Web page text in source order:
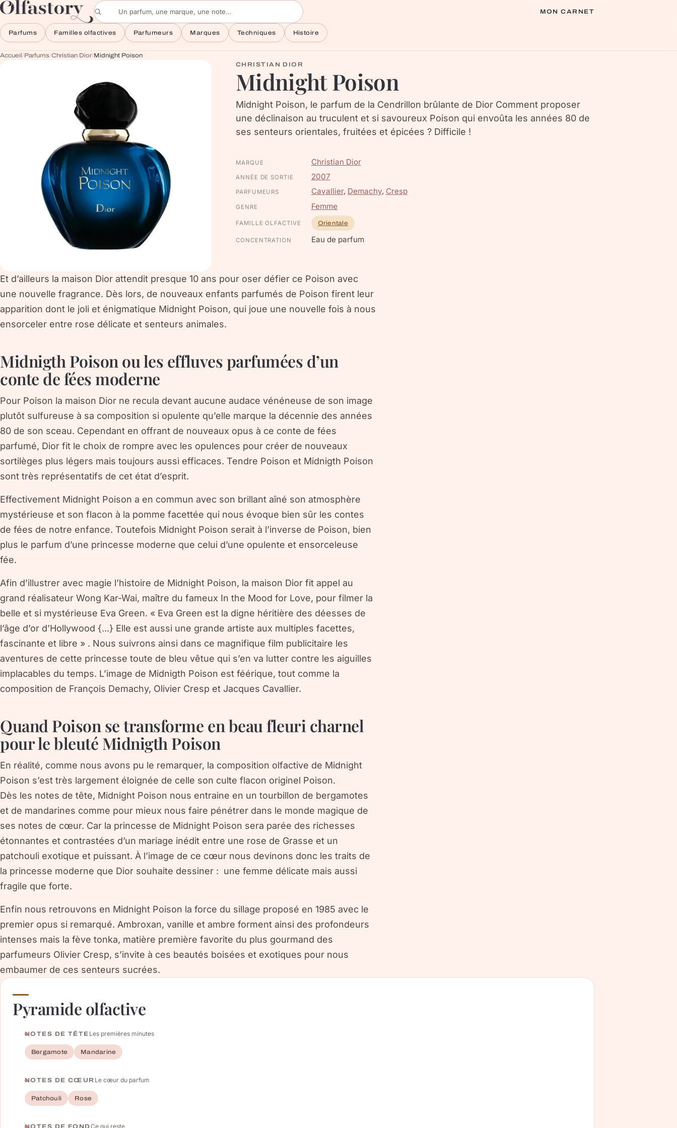
Aller au contenu
Rechercher un parfum
MON CARNET
Parfums Familles olfactives Parfumeurs Marques Techniques Histoire
Accueil/Parfums/Christian Dior/Midnight Poison
CHRISTIAN DIOR
Midnight Poison
Midnight Poison, le parfum de la Cendrillon brûlante de Dior Comment proposer
une déclinaison au truculent et si savoureux Poison qui envoûta les années 80 de
ses senteurs orientales, fruitées et épicées ? Difficile !
MARQUE Christian Dior
ANNÉE DE SORTIE 2007
PARFUMEURS Cavallier, Demachy, Cresp
GENRE Femme
FAMILLE OLFACTIVE Orientale
CONCENTRATION Eau de parfum
Et d’ailleurs la maison Dior attendit presque 10 ans pour oser défier ce Poison avec
une nouvelle fragrance. Dès lors, de nouveaux enfants parfumés de Poison firent leur
apparition dont le joli et énigmatique Midnight Poison, qui joue une nouvelle fois à nous
ensorceler entre rose délicate et senteurs animales.
Midnigth Poison ou les effluves parfumées d’un
conte de fées moderne
Pour Poison la maison Dior ne recula devant aucune audace vénéneuse de son image
plutôt sulfureuse à sa composition si opulente qu’elle marque la décennie des années
80 de son sceau. Cependant en offrant de nouveaux opus à ce conte de fées
parfumé, Dior fit le choix de rompre avec les opulences pour créer de nouveaux
sortilèges plus légers mais toujours aussi efficaces. Tendre Poison et Midnigth Poison
sont très représentatifs de cet état d’esprit.
Effectivement Midnight Poison a en commun avec son brillant aîné son atmosphère
mystérieuse et son flacon à la pomme facettée qui nous évoque bien sûr les contes
de fées de notre enfance. Toutefois Midnight Poison serait à l’inverse de Poison, bien
plus le parfum d’une princesse moderne que celui d’une opulente et ensorceleuse
fée.
Afin d’illustrer avec magie l’histoire de Midnight Poison, la maison Dior fit appel au
grand réalisateur Wong Kar-Wai, maître du fameux In the Mood for Love, pour filmer la
belle et si mystérieuse Eva Green. « Eva Green est la digne héritière des déesses de
l’âge d’or d’Hollywood {...} Elle est aussi une grande artiste aux multiples facettes,
fascinante et libre » . Nous suivrons ainsi dans ce magnifique film publicitaire les
aventures de cette princesse toute de bleu vêtue qui s’en va lutter contre les aiguilles
implacables du temps. L’image de Midnigth Poison est féérique, tout comme la
composition de François Demachy, Olivier Cresp et Jacques Cavallier.
Quand Poison se transforme en beau fleuri charnel
pour le bleuté Midnigth Poison
En réalité, comme nous avons pu le remarquer, la composition olfactive de Midnight
Poison s’est très largement éloignée de celle son culte flacon originel Poison.
Dès les notes de tête, Midnight Poison nous entraine en un tourbillon de bergamotes
et de mandarines comme pour mieux nous faire pénétrer dans le monde magique de
ses notes de cœur. Car la princesse de Midnight Poison sera parée des richesses
étonnantes et contrastées d’un mariage inédit entre une rose de Grasse et un
patchouli exotique et puissant. À l’image de ce cœur nous devinons donc les traits de
la princesse moderne que Dior souhaite dessiner : une femme délicate mais aussi
fragile que forte.
Enfin nous retrouvons en Midnight Poison la force du sillage proposé en 1985 avec le
premier opus si remarqué. Ambroxan, vanille et ambre forment ainsi des profondeurs
intenses mais la fève tonka, matière première favorite du plus gourmand des
parfumeurs Olivier Cresp, s’invite à ces beautés boisées et exotiques pour nous
embaumer de ces senteurs sucrées.
Pyramide olfactive
NOTES DE TÊTE Les premières minutes
Bergamote Mandarine
NOTES DE CŒUR Le cœur du parfum
Patchouli Rose
NOTES DE FONDCe qui reste